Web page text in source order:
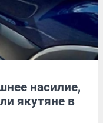
насилие,
якутяне в